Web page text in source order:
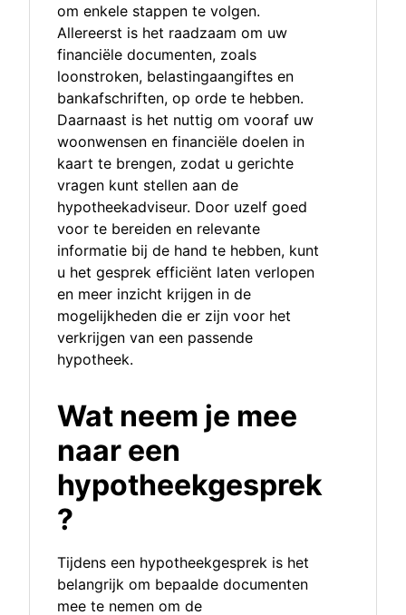
om enkele stappen te volgen.
Allereerst is het raadzaam om uw
financiële documenten, zoals
loonstroken, belastingaangiftes en
bankafschriften, op orde te hebben.
Daarnaast is het nuttig om vooraf uw
woonwensen en financiële doelen in
kaart te brengen, zodat u gerichte
vragen kunt stellen aan de
hypotheekadviseur. Door uzelf goed
voor te bereiden en relevante
informatie bij de hand te hebben, kunt
u het gesprek efficiënt laten verlopen
en meer inzicht krijgen in de
mogelijkheden die er zijn voor het
verkrijgen van een passende
hypotheek.
Wat neem je mee
naar een
hypotheekgesprek
?
Tijdens een hypotheekgesprek is het
belangrijk om bepaalde documenten
mee te nemen om de